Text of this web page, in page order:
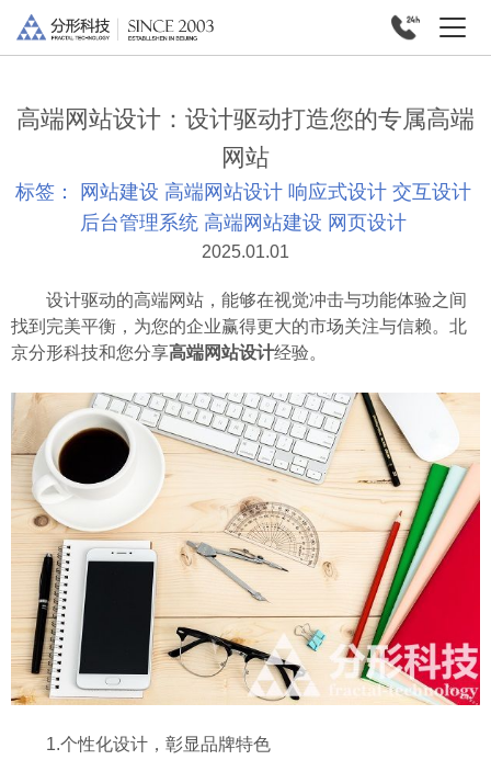
高端网站设计：设计驱动打造您的专属高端
网站
标签： 网站建设 高端网站设计 响应式设计 交互设计
后台管理系统 高端网站建设 网页设计
2025.01.01
设计驱动的高端网站，能够在视觉冲击与功能体验之间
找到完美平衡，为您的企业赢得更大的市场关注与信赖。北
京分形科技和您分享高端网站设计经验。
1.个性化设计，彰显品牌特色